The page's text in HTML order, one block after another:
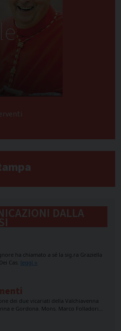
DALLA
ha chiamato a sé la sig.ra Graziella
Cas. leggi »
dei due vicariati della Valchiavenna
e Gordona. Mons. Marco Folladori…